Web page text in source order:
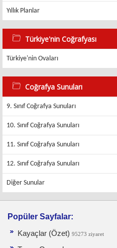
Yıllık Planlar
Türkiye'nin Coğrafyası
Türkiye'nin Ovaları
Coğrafya Sunuları
9. Sınıf Coğrafya Sunuları
10. Sınıf Coğrafya Sunuları
11. Sınıf Coğrafya Sunuları
12. Sınıf Coğrafya Sunuları
Diğer Sunular
Popüler Sayfalar:
Kayaçlar (Özet) 95273 ziyaret